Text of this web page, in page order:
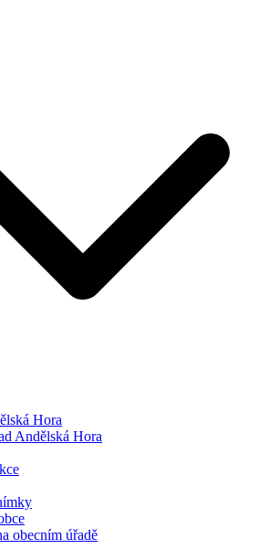
Hora
Andělská Hora
obecním úřadě